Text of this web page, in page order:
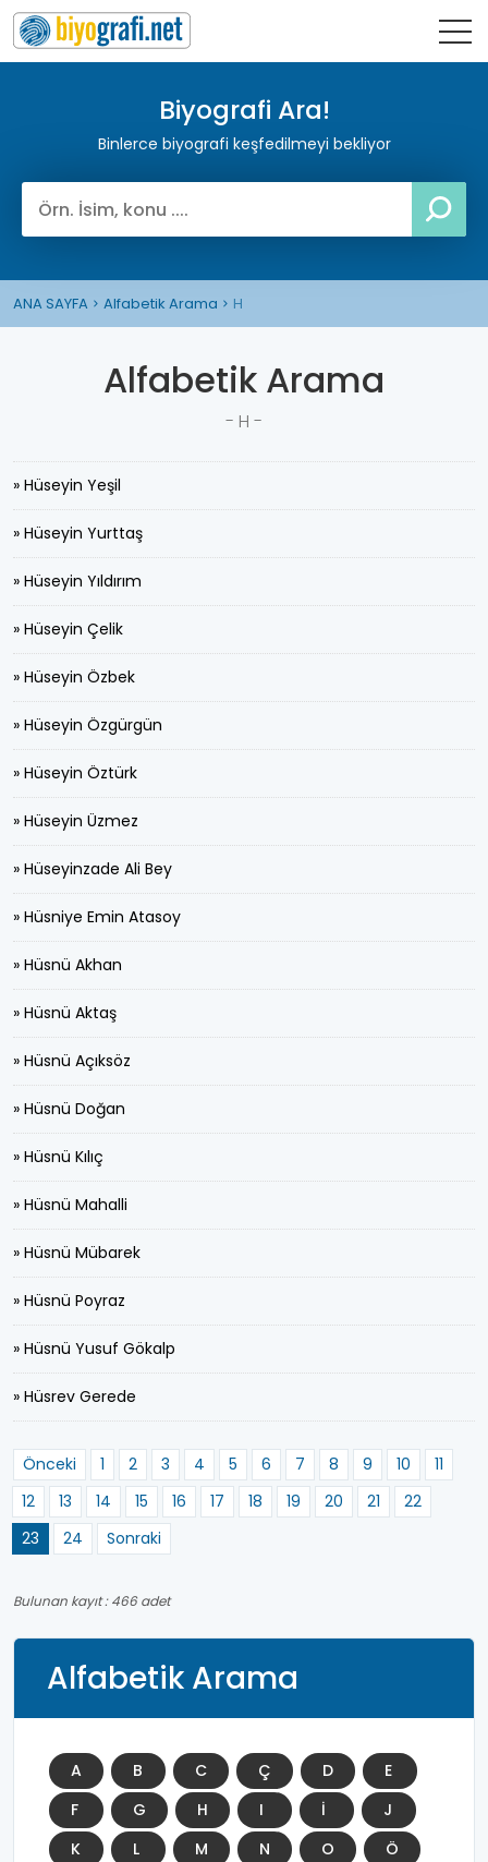
Biyografi Ara!
Binlerce biyografi keşfedilmeyi bekliyor
ANA SAYFA Alfabetik Arama H
Alfabetik Arama
- H -
» Hüseyin Yeşil
» Hüseyin Yurttaş
» Hüseyin Yıldırım
» Hüseyin Çelik
» Hüseyin Özbek
» Hüseyin Özgürgün
» Hüseyin Öztürk
» Hüseyin Üzmez
» Hüseyinzade Ali Bey
» Hüsniye Emin Atasoy
» Hüsnü Akhan
» Hüsnü Aktaş
» Hüsnü Açıksöz
» Hüsnü Doğan
» Hüsnü Kılıç
» Hüsnü Mahalli
» Hüsnü Mübarek
» Hüsnü Poyraz
» Hüsnü Yusuf Gökalp
» Hüsrev Gerede
Önceki 1 2 3 4 5 6 7 8 9 10
11
12
13 14 15 16 17 18 19 20 21
22
23
24 Sonraki
Bulunan kayıt : 466 adet
Alfabetik Arama
A B C Ç D
E
F
G H I İ
J
K
L M N O
Ö